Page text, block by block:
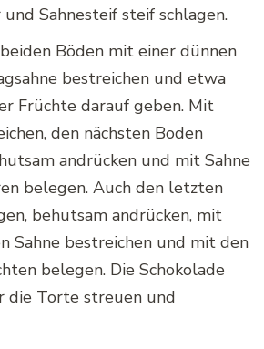
Sahnesteif steif schlagen.
Böden mit einer dünnen
bestreichen und etwa
Früchte darauf geben. Mit
den nächsten Boden
andrücken und mit Sahne
belegen. Auch den letzten
behutsam andrücken, mit
Sahne bestreichen und mit den
belegen. Die Schokolade
die Torte streuen und